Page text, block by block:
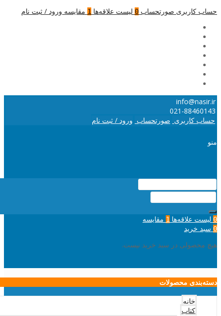
حساب کاربری صورتحساب 0 لیست علاقه‌ها 1 مقایسه ورود / ثبت نام
info@nasir.ir
021-88460143
حساب کاربری صورتحساب ورود / ثبت نام
منو
0 لیست علاقه‌ها 1 مقایسه
0 سبد خرید
هیچ محصولی در سبد خرید نیست.
دسته‌بندی محصولات
خانه
کتاب